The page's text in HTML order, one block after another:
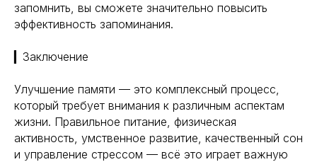
запомнить, вы сможете значительно повысить
эффективность запоминания.
▎Заключение
Улучшение памяти — это комплексный процесс,
который требует внимания к различным аспектам
жизни. Правильное питание, физическая
активность, умственное развитие, качественный сон
и управление стрессом — всё это играет важную
*Meta (деятельность организации
запрещена на территории РФ)
Политика конфиденциальности